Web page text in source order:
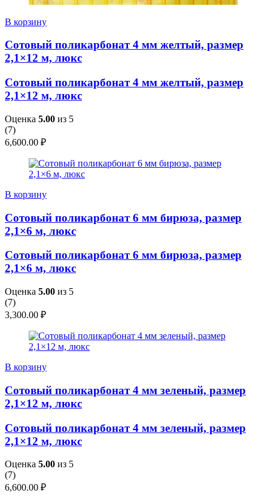
В корзину
Сотовый поликарбонат 4 мм желтый, размер
2,1×12 м, люкс
Сотовый поликарбонат 4 мм желтый, размер
2,1×12 м, люкс
Оценка 5.00 из 5
(7)
6,600.00 ₽
В корзину
Сотовый поликарбонат 6 мм бирюза, размер
2,1×6 м, люкс
Сотовый поликарбонат 6 мм бирюза, размер
2,1×6 м, люкс
Оценка 5.00 из 5
(7)
3,300.00 ₽
В корзину
Сотовый поликарбонат 4 мм зеленый, размер
2,1×12 м, люкс
Сотовый поликарбонат 4 мм зеленый, размер
2,1×12 м, люкс
Оценка 5.00 из 5
(7)
6,600.00 ₽